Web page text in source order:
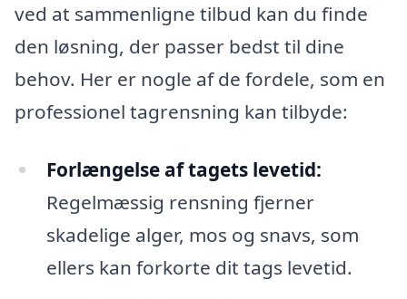
ved at sammenligne tilbud kan du finde
den løsning, der passer bedst til dine
behov. Her er nogle af de fordele, som en
professionel tagrensning kan tilbyde:
Forlængelse af tagets levetid:
Regelmæssig rensning fjerner
skadelige alger, mos og snavs, som
ellers kan forkorte dit tags levetid.